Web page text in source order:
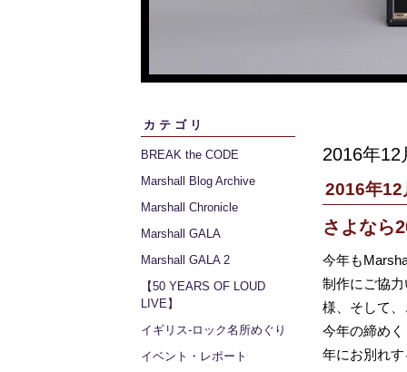
カテゴリ
BREAK the CODE
Marshall Blog Archive
Marshall Chronicle
Marshall GALA
Marshall GALA 2
【50 YEARS OF LOUD
LIVE】
イギリス‐ロック名所めぐり
イベント・レポート
2016年12
2016年12
さよなら
今年も
制作にご協
様、そして
今年の締め
年にお別れ